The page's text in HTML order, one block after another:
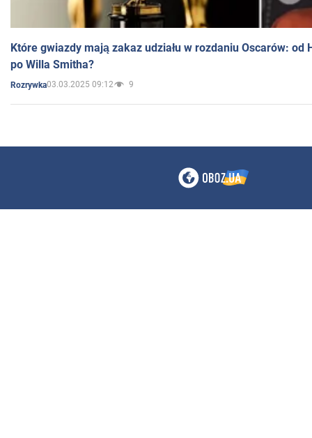
Które gwiazdy mają zakaz udziału w rozdaniu Oscarów: od
po Willa Smitha?
Rozrywka03.03.2025 09:12 9